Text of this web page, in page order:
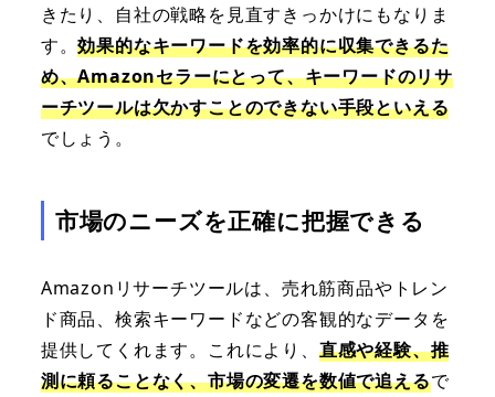
きたり、自社の戦略を見直すきっかけにもなりま
す。効果的なキーワードを効率的に収集できるた
め、Amazonセラーにとって、キーワードのリサ
ーチツールは欠かすことのできない手段といえる
でしょう。
市場のニーズを正確に把握できる
Amazonリサーチツールは、売れ筋商品やトレン
ド商品、検索キーワードなどの客観的なデータを
提供してくれます。これにより、 直感や経験、推
測に頼ることなく、市場の変遷を数値で追えるで